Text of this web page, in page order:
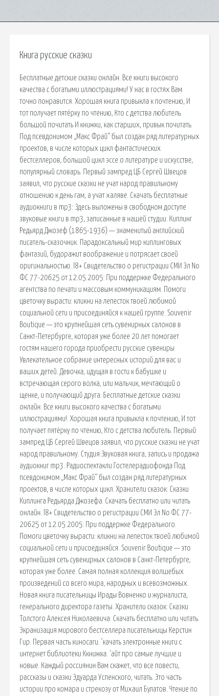
Книга русские сказки
Бесплатные детские сказки онлайн. Все книги высокого
качества с богатыми иллюстрациями! У нас в гостях Вам
точно понравится. Хорошая книга привыкла к почтению, И
тот получает пятёрку по чтению, Кто с детства любитель
большой почитать И книжки, как старших, привык почитать.
Под псевдонимом „Макс Фрай“ был создан ряд литературных
проектов, в числе которых цикл фантастических
бестселлеров, большой цикл эссе о литературе и искусстве,
популярный словарь. Первый зампред ЦБ Сергей Швецов
заявил, что русские сказки не учат народ правильному
отношению к день гам, а учат халяве. Скачать бесплатные
аудиокниги в mp3: Здесь выложены в свободном доступе
звуковые книги в mp3, записанные в нашей студии. Киплинг
Редьярд Джозеф (1865-1936) — знаменитый английский
писатель-сказочник. Парадоксальный мир киплинговых
фантазий, будоражит воображение и потрясает своей
оригинальностью. l8+ Свидетельство о регистрации СМИ Эл No
ФС 77-20625 от 12.05.2005: При поддержке Федерального
агентства по печати и массовым коммуникациям. Помоги
цветочку вырасти: кликни на лепесток твоей любимой
социальной сети и присоединяйся к нашей группе. Souvenir
Boutique — это крупнейшая сеть сувенирных салонов в
Санкт-Петербурге, которая уже более 20 лет помогает
гостям нашего города приобрести русские сувениры
Увлекательное собрание интересных историй для вас и
ваших детей. Девочка, идущая в гости к бабушке и
встречающая серого волка, или мальчик, мечтающий о
щенке, и получающий друга. Бесплатные детские сказки
онлайн. Все книги высокого качества с богатыми
иллюстрациями!. Хорошая книга привыкла к почтению, И тот
получает пятёрку по чтению, Кто с детства любитель. Первый
зампред ЦБ Сергей Швецов заявил, что русские сказки не учат
народ правильному. Студия Звуковая книга, запись и продажа
аудиокниг mp3. Радиоспектакли Гостелерадиофонда Под
псевдонимом „Макс Фрай“ был создан ряд литературных
проектов, в числе которых цикл. Хранители сказок: Сказки
Киплинга Редьярда Джозефа. Скачать бесплатно или читать
онлайн. l8+ Свидетельство о регистрации СМИ Эл No ФС 77-
20625 от 12.05.2005: При поддержке Федерального.
Помоги цветочку вырасти: кликни на лепесток твоей любимой
социальной сети и присоединяйся. Souvenir Boutique — это
крупнейшая сеть сувенирных салонов в Санкт-Петербурге,
которая уже более. Самая полная коллекция волшебых
произведений со всего мира, народных и всевозможных.
Новая книга писательницы Ирады Вовненко и журналиста,
генерального директора газеты. Хранители сказок: Сказки
Толстого Алексея Николаевича. Скачать бесплатно или читать.
Экранизация мирового бестселлера писательницы Керстин
Гир. Первая часть киносаги. ‘качать электронные книги с
интернет библиотеки Ккнижка. ‘айт про самые лучшие и
новые. Каждый россиянин Вам скажет, что все повести,
рассказы и сказки Эдуарда Успенского, читать. Это часть
истории про комара и стрекозу от Михаил Булатов. Чтение по